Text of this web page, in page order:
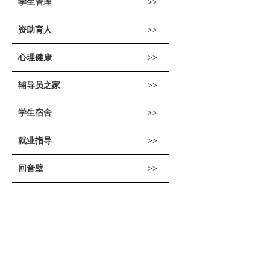
学生管理
资助育人
心理健康
辅导员之家
学生宿舍
就业指导
回音壁